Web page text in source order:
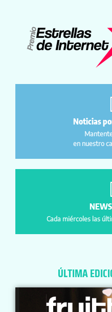
Noticias
en nuestro
Cada miércoles las
ÚLTIMA